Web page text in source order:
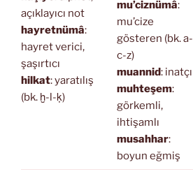
açıklayıcı not
hayretnümâ:
hayret verici,
şaşırtıcı
hilkat: yaratılış
(bk. ḫ-l-ḳ)
mu’ciznümâ:
mu’cize
gösteren (bk. a-
c-z)
muannid: inatçı
muhteşem:
görkemli,
ihtişamlı
musahhar:
boyun eğmiş